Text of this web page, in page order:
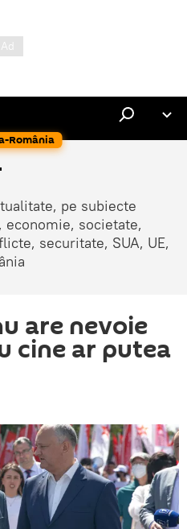
România
pe subiecte
societate,
securitate, SUA, UE,
are nevoie
cine ar putea